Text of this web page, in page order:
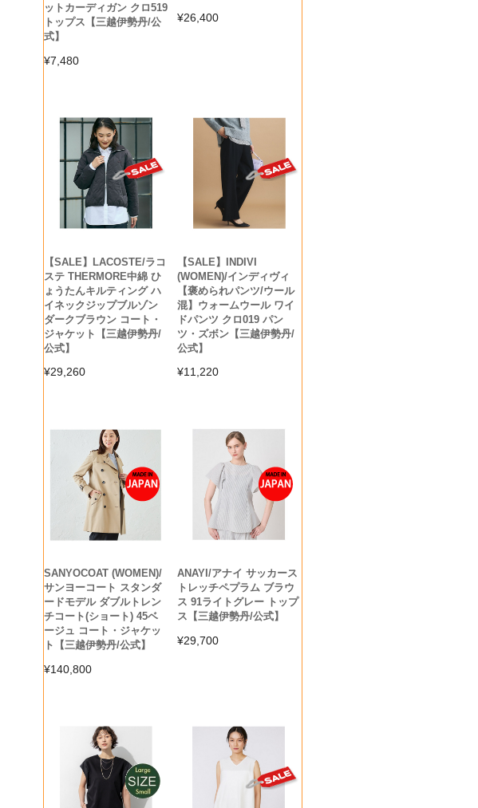
ットカーディガン クロ519
トップス【三越伊勢丹/公
式】
¥7,480
¥26,400
【SALE】LACOSTE/ラコ
ステ THERMORE中綿 ひ
ょうたんキルティング ハ
イネックジップブルゾン
ダークブラウン コート・
ジャケット【三越伊勢丹/
公式】
¥29,260
【SALE】INDIVI
(WOMEN)/インディヴィ
【褒められパンツ/ウール
混】ウォームウール ワイ
ドパンツ クロ019 パン
ツ・ズボン【三越伊勢丹/
公式】
¥11,220
SANYOCOAT (WOMEN)/
サンヨーコート スタンダ
ードモデル ダブルトレン
チコート(ショート) 45ベ
ージュ コート・ジャケッ
ト【三越伊勢丹/公式】
¥140,800
ANAYI/アナイ サッカース
トレッチペプラム ブラウ
ス 91ライトグレー トップ
ス【三越伊勢丹/公式】
¥29,700